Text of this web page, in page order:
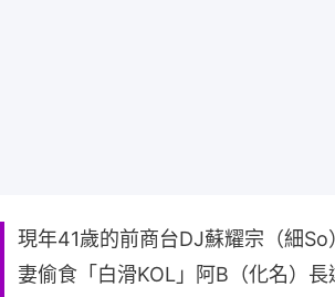
現年41歲的前商台DJ蘇耀宗（細So
妻偷食「白滑KOL」阿B（化名）